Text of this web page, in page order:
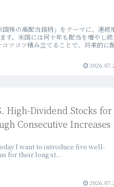
株の高配当銘柄」をテーマに、連続
す。米国には何十年も配当を増やし
ツコツ積み立てることで、将来的に
High-Dividend Stocks for
Consecutive Increases
I want to introduce five well-
for their long st...